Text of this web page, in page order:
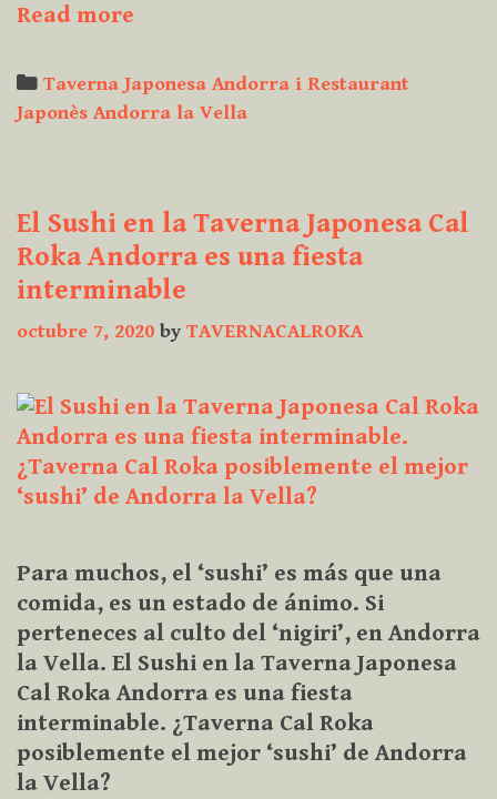
Read more
Brasa
Categories
Taverna Japonesa Andorra i Restaurant
Japonès Andorra la Vella
El Sushi en la Taverna Japonesa Cal
Roka Andorra es una fiesta
interminable
octubre 7, 2020 by TAVERNACALROKA
Para muchos, el ‘sushi’ es más que una
comida, es un estado de ánimo. Si
perteneces al culto del ‘nigiri’, en Andorra
la Vella. El Sushi en la Taverna Japonesa
Cal Roka Andorra es una fiesta
interminable. ¿Taverna Cal Roka
posiblemente el mejor ‘sushi’ de Andorra
la Vella?